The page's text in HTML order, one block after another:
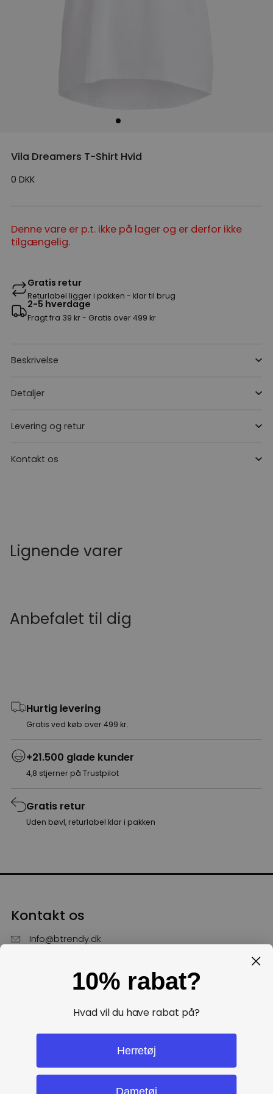
Vila Dreamers T-Shirt Hvid
0 DKK
Denne vare er p.t. ikke på lager og er derfor ikke
tilgængelig.
Gratis retur
Returlabel ligger i pakken - klar til brug
2-5 hverdage
Fragt fra 39 kr - Gratis over 499 kr
Beskrivelse
Detaljer
Levering og retur
Kontakt os
Lignende varer
Anbefalet til dig
Hurtig levering
Gratis ved køb over 499 kr.
+21.500 glade kunder
4,8 stjerner på Trustpilot
Gratis retur
Uden bøvl, returlabel klar i pakken
Kontakt os
Info@btrendy.dk
Hverdage fra kl. 10 - 16
10% rabat?
Hvad vil du have rabat på?
Herretøj